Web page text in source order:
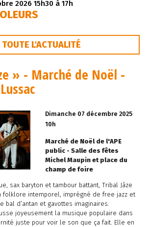
2026 15h30 à 17h
TOUTE L'ACTUALITÉ
» - Marché de Noël -
Dimanche 07 décembre 2025
10h
Marché de Noël de l'APE
public - Salle des fêtes
Michel Maupin et place du
champ de foire
sax baryton et tambour battant, Tribal Jâze
folklore intemporel, imprégné de free jazz et
bal d’antan et gavottes imaginaires.
joyeusement la musique populaire dans
juste pour voir le son que ça fait. Elle en